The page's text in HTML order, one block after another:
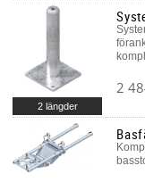
2
2 längder